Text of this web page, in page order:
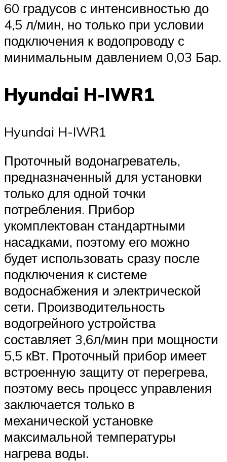
60 градусов с интенсивностью до
4,5 л/мин, но только при условии
подключения к водопроводу с
минимальным давлением 0,03 Бар.
Hyundai H-IWR1
Hyundai H-IWR1
Проточный водонагреватель,
предназначенный для установки
только для одной точки
потребления. Прибор
укомплектован стандартными
насадками, поэтому его можно
будет использовать сразу после
подключения к системе
водоснабжения и электрической
сети. Производительность
водогрейного устройства
составляет 3,6л/мин при мощности
5,5 кВт. Проточный прибор имеет
встроенную защиту от перегрева,
поэтому весь процесс управления
заключается только в
механической установке
максимальной температуры
нагрева воды.